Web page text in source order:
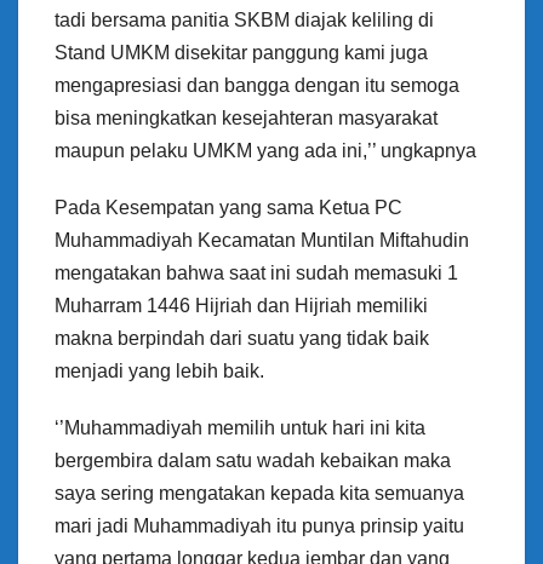
tadi bersama panitia SKBM diajak keliling di
Stand UMKM disekitar panggung kami juga
mengapresiasi dan bangga dengan itu semoga
bisa meningkatkan kesejahteran masyarakat
maupun pelaku UMKM yang ada ini,’’ ungkapnya
Pada Kesempatan yang sama Ketua PC
Muhammadiyah Kecamatan Muntilan Miftahudin
mengatakan bahwa saat ini sudah memasuki 1
Muharram 1446 Hijriah dan Hijriah memiliki
makna berpindah dari suatu yang tidak baik
menjadi yang lebih baik.
‘’Muhammadiyah memilih untuk hari ini kita
bergembira dalam satu wadah kebaikan maka
saya sering mengatakan kepada kita semuanya
mari jadi Muhammadiyah itu punya prinsip yaitu
yang pertama longgar kedua jembar dan yang